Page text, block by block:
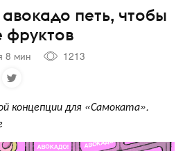
петь, чтобы
фруктов
8 мин
1213
концепции для «Самоката».